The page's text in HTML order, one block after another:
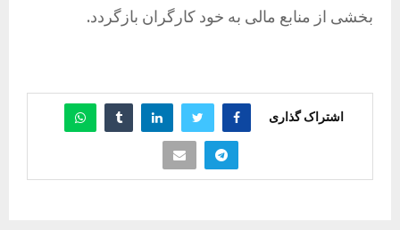
بخشی از منابع مالی به خود کارگران بازگردد.
اشتراک گذاری